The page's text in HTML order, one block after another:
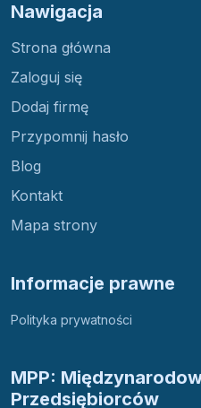
Nawigacja
Strona główna
Zaloguj się
Dodaj firmę
Przypomnij hasło
Blog
Kontakt
Mapa strony
Informacje prawne
Polityka prywatności
MPP:
Przedsiębiorców